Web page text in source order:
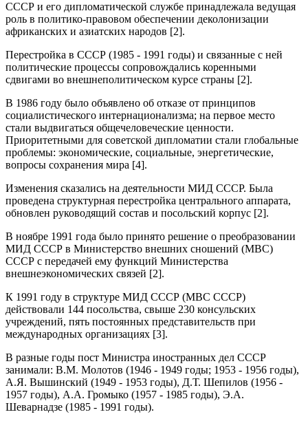
СССР и его дипломатической службе принадлежала ведущая
роль в политико-правовом обеспечении деколонизации
африканских и азиатских народов [2].
Перестройка в СССР (1985 - 1991 годы) и связанные с ней
политические процессы сопровождались коренными
сдвигами во внешнеполитическом курсе страны [2].
В 1986 году было объявлено об отказе от принципов
социалистического интернационализма; на первое место
стали выдвигаться общечеловеческие ценности.
Приоритетными для советской дипломатии стали глобальные
проблемы: экономические, социальные, энергетические,
вопросы сохранения мира [4].
Изменения сказались на деятельности МИД СССР. Была
проведена структурная перестройка центрального аппарата,
обновлен руководящий состав и посольский корпус [2].
В ноябре 1991 года было принято решение о преобразовании
МИД СССР в Министерство внешних сношений (МВС)
СССР с передачей ему функций Министерства
внешнеэкономических связей [2].
К 1991 году в структуре МИД СССР (МВС СССР)
действовали 144 посольства, свыше 230 консульских
учреждений, пять постоянных представительств при
международных организациях [3].
В разные годы пост Министра иностранных дел СССР
занимали: В.М. Молотов (1946 - 1949 годы; 1953 - 1956 годы),
А.Я. Вышинский (1949 - 1953 годы), Д.Т. Шепилов (1956 -
1957 годы), А.А. Громыко (1957 - 1985 годы), Э.А.
Шеварнадзе (1985 - 1991 годы).